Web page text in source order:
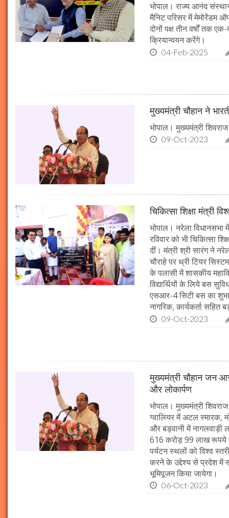
भोपाल। राज्य आनंद
मैनिट परिसर में मेमोरेंडम
दोनों पक्ष तीन वर्षों तक
क्रियान्वयन करेंगे।
04-Feb-2025
मुख्यमंत्री चौहान ने
भोपाल। मुख्यमंत्री
09-Oct-2023
चिकित्सा शिक्षा मंत्री
भोपाल। नरेला विधानसभा
रविवार को भी चिकित्सा
दीं। मंत्री श्री सारंग ने
चौराहे पर थ्री टियर
के पलासी में शासकीय
विद्यार्थियों के लिये बस
एसआर-4 सिटी बस का
नागरिक, कार्यकर्ता सहित
09-Oct-2023
मुख्यमंत्री चौहान जन
और लोकार्पण
भोपाल। मुख्यमंत्री
ग्वालियर में अटल स्मारक,
और बड़वानी में
616 करोड़ 99 लाख रूपये
पर्यटन स्थलों को विश्व
करने के उद्देश्य से प्रदेश में
भूमिपूजन किया जायेगा।
06-Oct-2023